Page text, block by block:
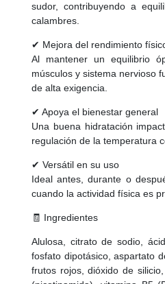
sudor, contribuyendo a
calambres.
✔ Mejora del rendimiento
Al mantener un equilibrio
músculos y sistema nervioso
de alta exigencia.
✔ Apoya el bienestar general
Una buena hidratación
regulación de la temperatura
✔ Versátil en su uso
Ideal antes, durante o
cuando la actividad física es
🧾 Ingredientes
Alulosa, citrato de sodio,
fosfato dipotásico, aspartato
frutos rojos, dióxido de